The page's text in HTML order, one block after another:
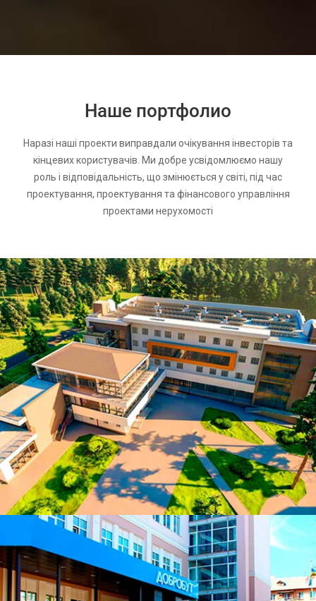
Наше портфолио
Наразі наші проекти виправдали очікування інвесторів та
кінцевих користувачів. Ми добре усвідомлюємо нашу
роль і відповідальність, що змінюється у світі, під час
проектування, проектування та фінансового управління
проектами нерухомості
ЧИТАТИ ДАЛІ